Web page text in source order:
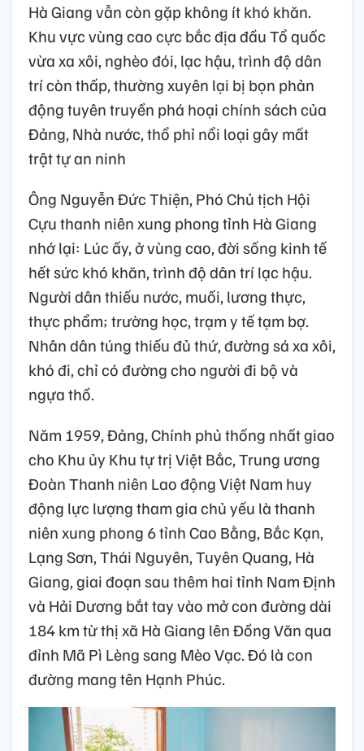
Hà Giang vẫn còn gặp không ít khó khăn.
Khu vực vùng cao cực bắc địa đầu Tổ quốc
vừa xa xôi, nghèo đói, lạc hậu, trình độ dân
trí còn thấp, thường xuyên lại bị bọn phản
động tuyên truyền phá hoại chính sách của
Đảng, Nhà nước, thổ phỉ nổi loại gây mất
trật tự an ninh
Ông Nguyễn Đức Thiện, Phó Chủ tịch Hội
Cựu thanh niên xung phong tỉnh Hà Giang
nhớ lại: Lúc ấy, ở vùng cao, đời sống kinh tế
hết sức khó khăn, trình độ dân trí lạc hậu.
Người dân thiếu nước, muối, lương thực,
thực phẩm; trường học, trạm y tế tạm bợ.
Nhân dân túng thiếu đủ thứ, đường sá xa xôi,
khó đi, chỉ có đường cho người đi bộ và
ngựa thồ.
Năm 1959, Đảng, Chính phủ thống nhất giao
cho Khu ủy Khu tự trị Việt Bắc, Trung ương
Đoàn Thanh niên Lao động Việt Nam huy
động lực lượng tham gia chủ yếu là thanh
niên xung phong 6 tỉnh Cao Bằng, Bắc Kạn,
Lạng Sơn, Thái Nguyên, Tuyên Quang, Hà
Giang, giai đoạn sau thêm hai tỉnh Nam Định
và Hải Dương bắt tay vào mở con đường dài
184 km từ thị xã Hà Giang lên Đồng Văn qua
đỉnh Mã Pì Lèng sang Mèo Vạc. Đó là con
đường mang tên Hạnh Phúc.